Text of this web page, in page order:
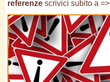
referenze scrivici subito a =>